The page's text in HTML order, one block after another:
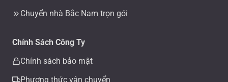
Chuyển nhà Bắc Nam trọn gói
Chính Sách Công Ty
Chính sách bảo mật
Phương thức vận chuyển